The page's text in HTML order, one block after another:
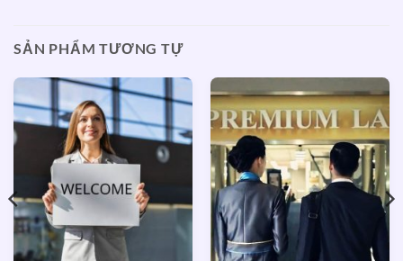
SẢN PHẨM TƯƠNG TỰ